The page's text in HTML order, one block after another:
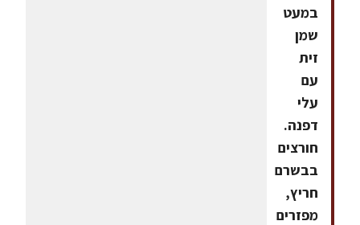
במעט
שמן
זית
עם
עלי
דפנה.
חורצים
בבשרם
חריץ,
מפזרים